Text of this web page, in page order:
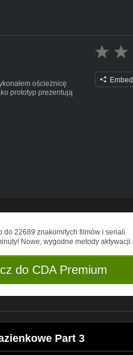
ościeżnicę
prototyp prezentują
Embed
do 22689 znakomitych filmów i seriali
Nowe, wygodne metody aktywacji.
do CDA Premium
Part 3